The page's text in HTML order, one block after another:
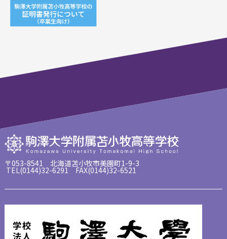
〒053-8541 北海道苫小牧市美園町1-9-3
TEL(0144)32-6291 FAX(0144)32-6521